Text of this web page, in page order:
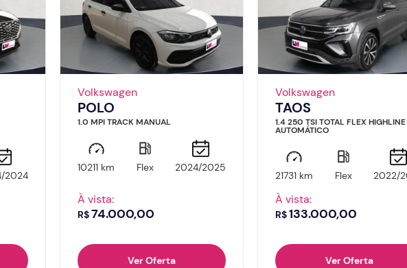
2024
Volkswagen
POLO
1.0 MPI TRACK MANUAL
10211 km Flex 2024/2025
À vista:
R$74.000,00
Ver Oferta
Volkswagen
TAOS
1.4 250 TSI TOTAL FLEX HIGHLINE
AUTOMÁTICO
21731 km Flex 2022/
À vista:
R$133.000,00
Ver Oferta